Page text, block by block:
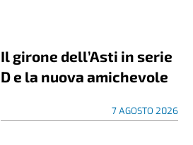
Il girone dell’Asti in serie
D e la nuova amichevole
7 AGOSTO 2026